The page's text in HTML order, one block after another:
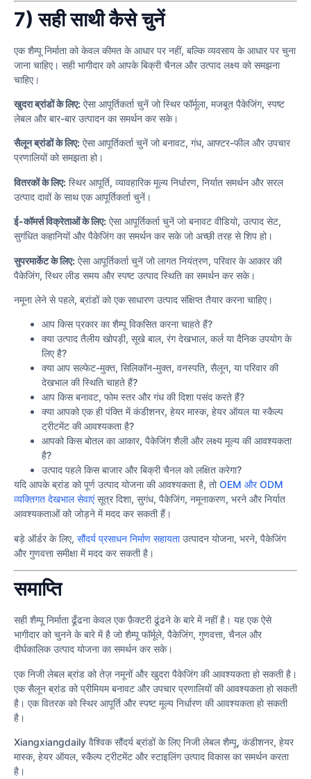
7) सही साथी कैसे चुनें
एक शैम्पू निर्माता को केवल कीमत के आधार पर नहीं, बल्कि व्यवसाय के आधार पर चुना
जाना चाहिए। सही भागीदार को आपके बिक्री चैनल और उत्पाद लक्ष्य को समझना
चाहिए।
खुदरा ब्रांडों के लिए: ऐसा आपूर्तिकर्ता चुनें जो स्थिर फॉर्मूला, मजबूत पैकेजिंग, स्पष्ट
लेबल और बार-बार उत्पादन का समर्थन कर सके।
सैलून ब्रांडों के लिए: ऐसा आपूर्तिकर्ता चुनें जो बनावट, गंध, आफ्टर-फील और उपचार
प्रणालियों को समझता हो।
वितरकों के लिए: स्थिर आपूर्ति, व्यावहारिक मूल्य निर्धारण, निर्यात समर्थन और सरल
उत्पाद दावों के साथ एक आपूर्तिकर्ता चुनें।
ई-कॉमर्स विक्रेताओं के लिए: ऐसा आपूर्तिकर्ता चुनें जो बनावट वीडियो, उत्पाद सेट,
सुगंधित कहानियों और पैकेजिंग का समर्थन कर सके जो अच्छी तरह से शिप हो।
सुपरमार्केट के लिए: ऐसा आपूर्तिकर्ता चुनें जो लागत नियंत्रण, परिवार के आकार की
पैकेजिंग, स्थिर लीड समय और स्पष्ट उत्पाद स्थिति का समर्थन कर सके।
नमूना लेने से पहले, ब्रांडों को एक साधारण उत्पाद संक्षिप्त तैयार करना चाहिए।
आप किस प्रकार का शैम्पू विकसित करना चाहते हैं?
क्या उत्पाद तैलीय खोपड़ी, सूखे बाल, रंग देखभाल, कर्ल या दैनिक उपयोग के
लिए है?
क्या आप सल्फेट-मुक्त, सिलिकॉन-मुक्त, वनस्पति, सैलून, या परिवार की
देखभाल की स्थिति चाहते हैं?
आप किस बनावट, फोम स्तर और गंध की दिशा पसंद करते हैं?
क्या आपको एक ही पंक्ति में कंडीशनर, हेयर मास्क, हेयर ऑयल या स्कैल्प
ट्रीटमेंट की आवश्यकता है?
आपको किस बोतल का आकार, पैकेजिंग शैली और लक्ष्य मूल्य की आवश्यकता
है?
उत्पाद पहले किस बाजार और बिक्री चैनल को लक्षित करेगा?
यदि आपके ब्रांड को पूर्ण उत्पाद योजना की आवश्यकता है, तोOEM और ODM
व्यक्तिगत देखभाल सेवाएंसूत्र दिशा, सुगंध, पैकेजिंग, नमूनाकरण, भरने और निर्यात
आवश्यकताओं को जोड़ने में मदद कर सकती हैं।
बड़े ऑर्डर के लिए, सौंदर्य प्रसाधन निर्माण सहायताउत्पादन योजना, भरने, पैकेजिंग
और गुणवत्ता समीक्षा में मदद कर सकती है।
समाप्ति
सही शैम्पू निर्माता ढूँढना केवल एक फ़ैक्टरी ढूंढने के बारे में नहीं है। यह एक ऐसे
भागीदार को चुनने के बारे में है जो शैम्पू फॉर्मूले, पैकेजिंग, गुणवत्ता, चैनल और
दीर्घकालिक उत्पाद योजना का समर्थन कर सके।
एक निजी लेबल ब्रांड को तेज़ नमूनों और खुदरा पैकेजिंग की आवश्यकता हो सकती है।
एक सैलून ब्रांड को प्रीमियम बनावट और उपचार प्रणालियों की आवश्यकता हो सकती
है। एक वितरक को स्थिर आपूर्ति और स्पष्ट मूल्य निर्धारण की आवश्यकता हो सकती
है।
Xiangxiangdaily वैश्विक सौंदर्य ब्रांडों के लिए निजी लेबल शैम्पू, कंडीशनर, हेयर
मास्क, हेयर ऑयल, स्कैल्प ट्रीटमेंट और स्टाइलिंग उत्पाद विकास का समर्थन करता
है।